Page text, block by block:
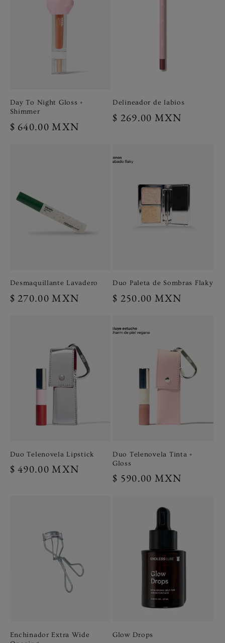
Day To Night Gloss +
Shimmer
Precio
$ 640.00 MXN
Delineador de labios
Precio
$ 269.00 MXN
Desmaquillante Lavadero
Precio
$ 270.00 MXN
Duo Paleta de Sombras Flaky
Precio
$ 250.00 MXN
Duo Telenovela Lipstick
Precio
$ 490.00 MXN
Duo Telenovela Tinta +
Gloss
Precio
$ 590.00 MXN
Enchinador Extra Wide
Glow Drops